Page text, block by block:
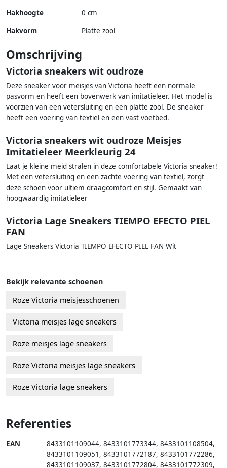
Hakhoogte
0 cm
Hakvorm
Platte zool
Omschrijving
Victoria sneakers wit oudroze
Deze sneaker voor meisjes van Victoria heeft een normale
pasvorm en heeft een bovenwerk van imitatieleer. Het model is
voorzien van een vetersluiting en een platte zool. De sneaker
heeft een voering van textiel en een vast voetbed.
Victoria sneakers wit oudroze Meisjes
Imitatieleer Meerkleurig 24
Laat je kleine meid stralen in deze comfortabele Victoria sneaker!
Met een vetersluiting en een zachte voering van textiel, zorgt
deze schoen voor ultiem draagcomfort en stijl. Gemaakt van
hoogwaardig imitatieleer
Victoria Lage Sneakers TIEMPO EFECTO PIEL
FAN
Lage Sneakers Victoria TIEMPO EFECTO PIEL FAN Wit
Bekijk relevante schoenen
Roze Victoria meisjesschoenen
Victoria meisjes lage sneakers
Roze meisjes lage sneakers
Roze Victoria meisjes lage sneakers
Roze Victoria lage sneakers
Referenties
EAN 8433101109044, 8433101773344, 8433101108504,
8433101109051 , 8433101772187, 8433101772286,
8433101109037, 8433101772804, 8433101772309,